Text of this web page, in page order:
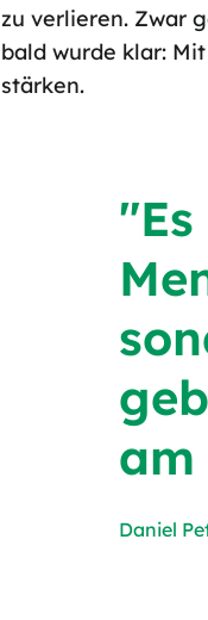
zu verlieren. Zwar
bald wurde klar:
stärken.
am
Daniel